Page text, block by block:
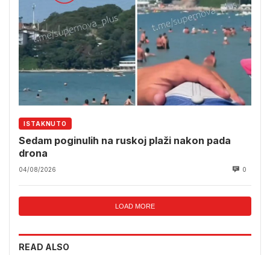
ISTAKNUTO
Sedam poginulih na ruskoj plaži nakon pada
drona
04/08/2026 0
LOAD MORE
READ ALSO